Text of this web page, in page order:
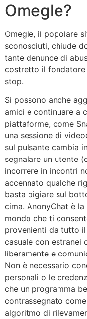
Omegle?
Omegle, il popolare
sconosciuti, chiude
tante denunce di
costretto il fondatore
stop.
Si possono anche
amici e continuare a
piattaforme, come
una sessione di
sul pulsante cambia
segnalare un utente
incorrere in incontri
accennato qualche
basta pigiare sul
cima. AnonyChat è
mondo che ti
provenienti da tutto
casuale con estranei
liberamente e
Non è necessario
personali o le
che un programma
contrassegnato
algoritmo di